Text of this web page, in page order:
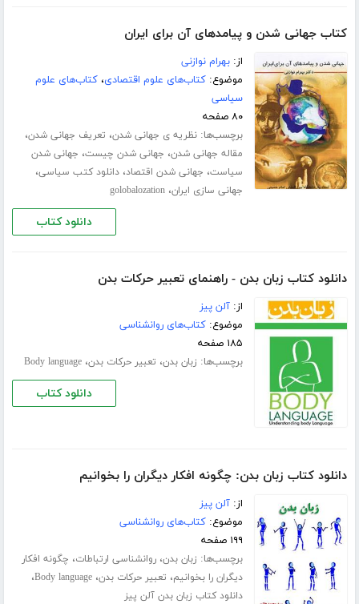
کتاب جهانی شدن و پیامدهای آن برای ایران
از:بهرام نوازنی
موضوع:کتاب‌های علوم اقتصادی،کتاب‌های علوم
سیاسی
۸۰ صفحه
برچسب‌ها:نظریه ی جهانی شدن، تعریف جهانی شدن،
مقاله جهانی شدن، جهانی شدن چیست، جهانی شدن
سیاست، جهانی شدن اقتصاد،دانلود کتب سیاسی،
جهانی سازی ایران،golobalozation
دانلود کتاب
دانلود کتاب زبان بدن - راهنمای تعبیر حرکات بدن
از:آلن پیز
موضوع:کتاب‌های روانشناسی
۱۸۵ صفحه
برچسب‌ها: زبان بدن، تعبیر حرکات بدن،Body language
دانلود کتاب
دانلود کتاب زبان بدن: چگونه افکار دیگران را بخوانیم
از:آلن پیز
موضوع:کتاب‌های روانشناسی
۱۹۹ صفحه
برچسب‌ها: زبان بدن،روانشناسی ارتباطات، چگونه افکار
دیگران را بخوانیم، تعبیر حرکات بدن،Body language،
دانلود کتاب زبان بدن آلن پیز